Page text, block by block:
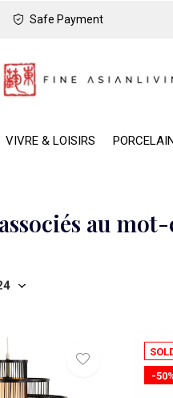
VIVRE & LOISIRS
Safe Payment
au
-